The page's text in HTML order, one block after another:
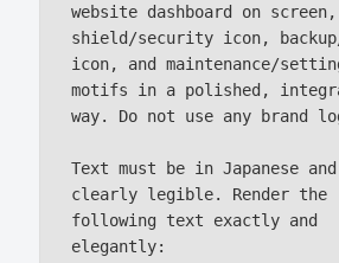
website dashboard on screen,
shield/security icon,
icon, and maintenance/
motifs in a polished,
way. Do not use any brand
Text must be in Japanese and
clearly legible. Render the
following text exactly and
elegantly: